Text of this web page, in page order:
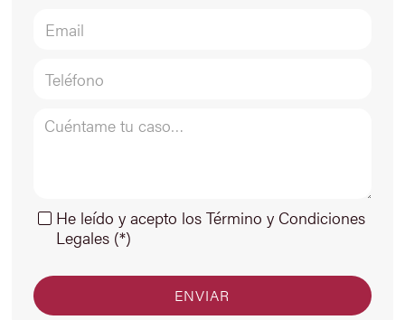
He leído y acepto los Término y Condiciones
Legales (*)